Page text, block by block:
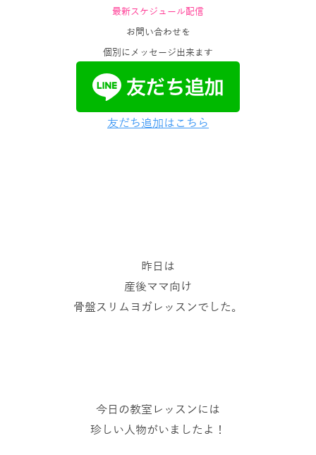
最新スケジュール配信
お問い合わせを
個別にメッセージ出来ます
友だち追加はこちら
昨日は
産後ママ向け
骨盤スリムヨガレッスンでした。
今日の教室レッスンには
珍しい人物がいましたよ！